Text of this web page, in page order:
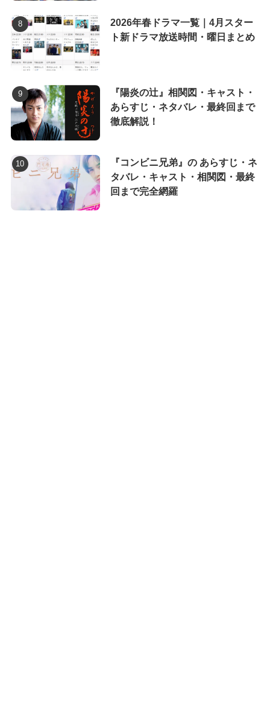
2026年春ドラマ一覧｜4月スター
ト新ドラマ放送時間・曜日まとめ
『陽炎の辻』相関図・キャスト・
あらすじ・ネタバレ・最終回まで
徹底解説！
『コンビニ兄弟』の あらすじ・ネ
タバレ・キャスト・相関図・最終
回まで完全網羅